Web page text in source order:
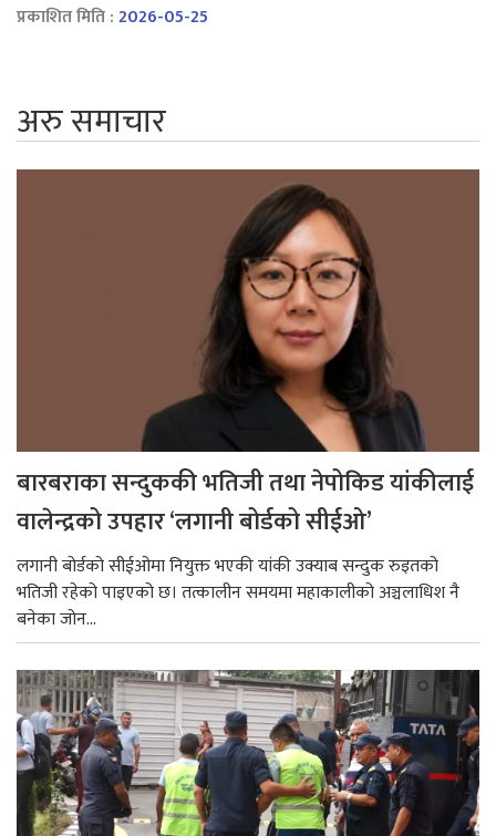
प्रकाशित मिति :2026-05-25
अरु समाचार
बारबराका सन्दुककी भतिजी तथा नेपोकिड यांकीलाई
वालेन्द्रको उपहार ‘लगानी बोर्डको सीईओ’
लगानी बोर्डको सीईओमा नियुक्त भएकी यांकी उक्याब सन्दुक रुइतको
भतिजी रहेको पाइएको छ। तत्कालीन समयमा महाकालीको अञ्चलाधिश नै
बनेका जोन...